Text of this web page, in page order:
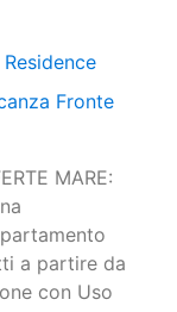
Fronte
a partire da
con Uso